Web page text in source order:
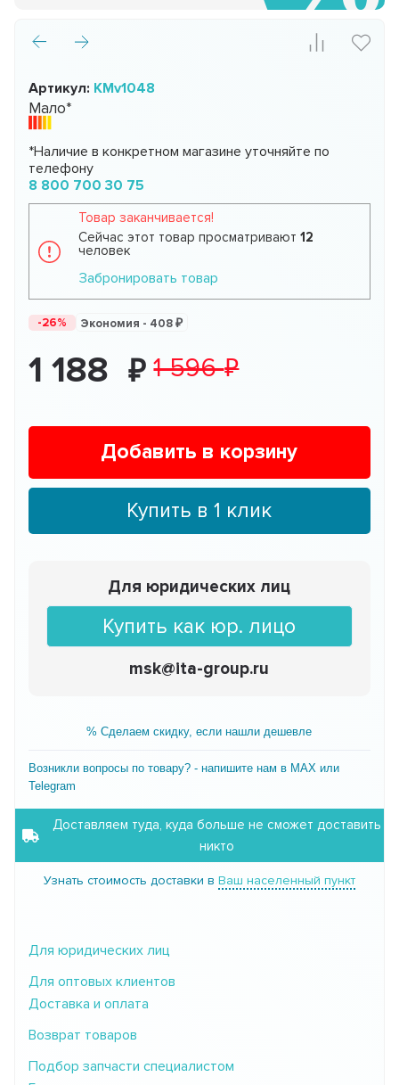
Артикул: KMv1048
Мало*
*Наличие в конкретном магазине уточняйте по
телефону
8 800 700 30 75
Товар заканчивается!
Сейчас этот товар просматривают 12
человек
Забронировать товар
-26% Экономия - 408
1 188 1 596
Добавить в корзину
Купить в 1 клик
Для юридических лиц
Купить как юр. лицо
msk@ita-group.ru
% Сделаем скидку, если нашли дешевле
Возникли вопросы по товару? - напишите нам в MAX или
Telegram
Доставляем туда, куда больше не сможет доставить
никто
Узнать стоимость доставки в Ваш населенный пункт
Для юридических лиц
Для оптовых клиентов
Доставка и оплата
Возврат товаров
Подбор запчасти специалистом